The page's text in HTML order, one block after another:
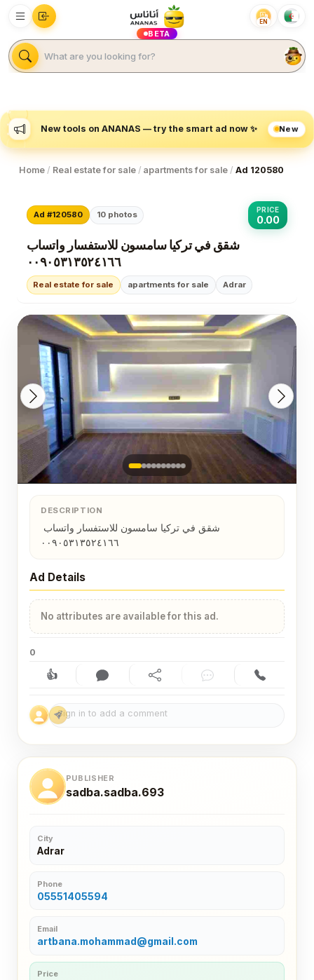
EN
BETA
New tools on ANANAS — try the smart ad now ✨ New
Home / Real estate for sale / apartments for sale / Ad 120580
Ad #120580 10 photos
PRICE
0.00
شقق في تركيا سامسون للاستفسار واتساب
٠٠٩٠٥٣١٣٥٢٤١٦٦
Real estate for sale apartments for sale Adrar
DESCRIPTION
٠٠٩٠٥٣١٣٥٢٤١٦٦
Ad Details
No attributes are available for this ad.
0
👍
Like (0) Comment (0)Share Chat Contact
PUBLISHER
sadba.sadba.693
City
Adrar
Phone
05551405594
Email
artbana.mohammad@gmail.com
Price